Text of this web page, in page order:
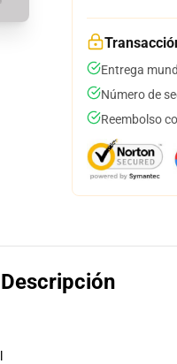
Entrega
Número de
Reembolso
Descripción